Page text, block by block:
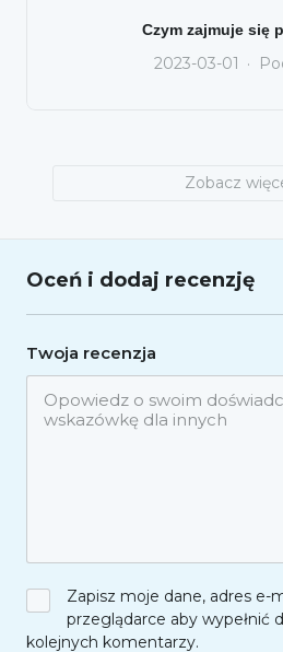
Czym zajmuje się
2023-03-01
Zobacz
Oceń i dodaj recenzję
Twoja recenzja
Zapisz moje dane, adres e-
przeglądarce aby wypełnić
kolejnych komentarzy.